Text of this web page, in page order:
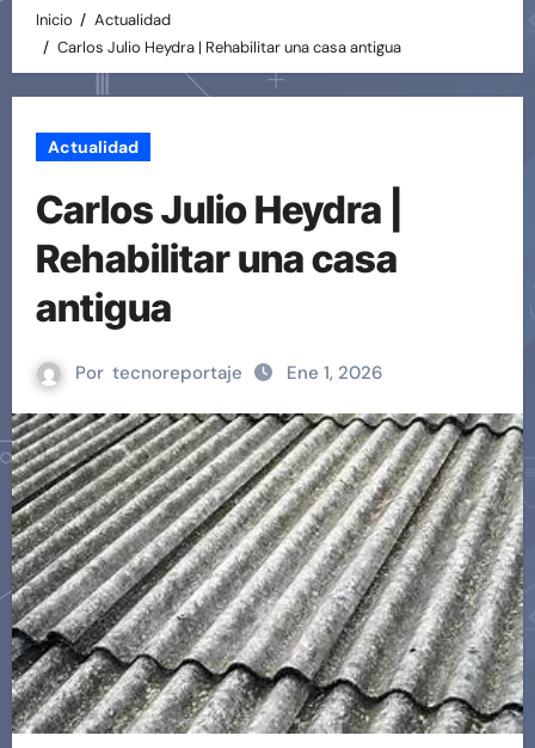
Inicio
Actualidad
Carlos Julio Heydra | Rehabilitar una casa antigua
Actualidad
Carlos Julio Heydra |
Rehabilitar una casa
antigua
Por tecnoreportaje Ene 1, 2026